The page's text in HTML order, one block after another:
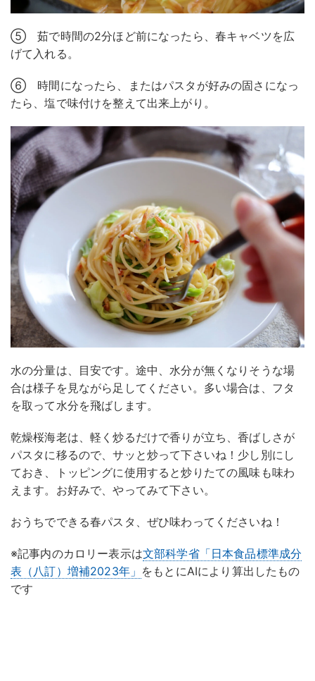
⑤ 茹で時間の2分ほど前になったら、春キャベツを広
げて入れる。
⑥ 時間になったら、またはパスタが好みの固さになっ
たら、塩で味付けを整えて出来上がり。
水の分量は、目安です。途中、水分が無くなりそうな場
合は様子を見ながら足してください。多い場合は、フタ
を取って水分を飛ばします。
乾燥桜海老は、軽く炒るだけで香りが立ち、香ばしさが
パスタに移るので、サッと炒って下さいね！少し別にし
ておき、トッピングに使用すると炒りたての風味も味わ
えます。お好みで、やってみて下さい。
おうちでできる春パスタ、ぜひ味わってくださいね！
※記事内のカロリー表示は文部科学省「日本食品標準成分
表（八訂）増補2023年」 をもとにAIにより算出したもの
です